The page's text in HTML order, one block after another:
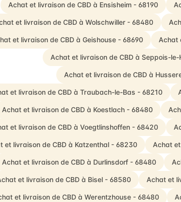
Achat et livraison de CBD à Ensisheim - 68190
et livraison de CBD à Wolschwiller - 68480
et livraison de CBD à Geishouse - 68690 Achat
Achat et livraison de CBD à Seppois-
Achat et livraison de CBD à
et livraison de CBD à Traubach-le-Bas - 68210
Achat et livraison de CBD à Koestlach - 68480
et livraison de CBD à Voegtlinshoffen - 68420
et livraison de CBD à Katzenthal - 68230 Achat
Achat et livraison de CBD à Durlinsdorf - 68480
et livraison de CBD à Bisel - 68580 Achat et
et livraison de CBD à Werentzhouse - 68480